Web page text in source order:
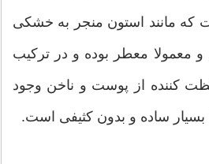
که مانند استون منجر به خشکی
معمولا معطر بوده و در ترکیب
کننده از پوست و ناخن وجود
بسیار ساده و بدون کثیفی است.